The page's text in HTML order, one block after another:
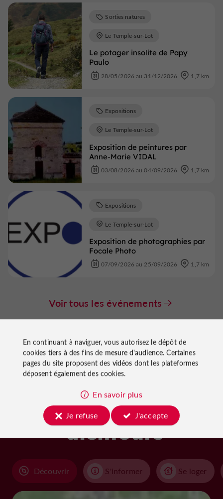
Le potager insolite de Papy
Paulo
Sorties natures
Le Temple-sur-Lot
28/05/2026 au 31/12/2026 1,7 km
Exposition de peintures par
Anne-Marie VIDAL
Expositions
Le Temple-sur-Lot
03/08/2026 au 04/09/2026 1,7 km
Exposition de photographies par
Focale Photo
Expositions
Le Temple-sur-Lot
07/09/2026 au 25/09/2026 1,7 km
Voir tous les événements
À découvrir
aux
alentours
Découvrir S'informer Se loger
En continuant à naviguer, vous autorisez le dépôt de
cookies tiers à des fins de mesure d'audience. Certaines
pages du site proposent des vidéos dont les plateformes
déposent également des cookies.
En savoir plus
Je refuse
J'accepte